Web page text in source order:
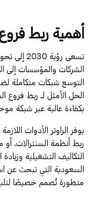
أهمية ربط
تسعى
الشركات والمؤسسات إلى
التوسع شبكات متكاملة
الحل الأمثل لـ ربط فروع
بكفاءة عالية عبر شبكة
يوفر الراوتر الأدوات
ربط أنظمة السنترالات،
التكاليف التشغيلية
السعودية التي تبحث عن
متطورة تُصمم خصيصًا